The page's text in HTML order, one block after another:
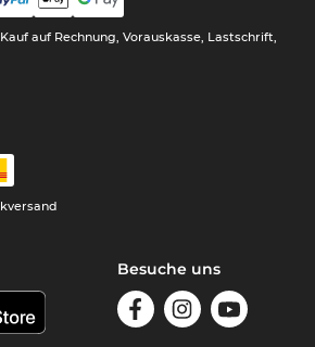
auf Rechnung, Vorauskasse, Lastschrift,
Besuche uns